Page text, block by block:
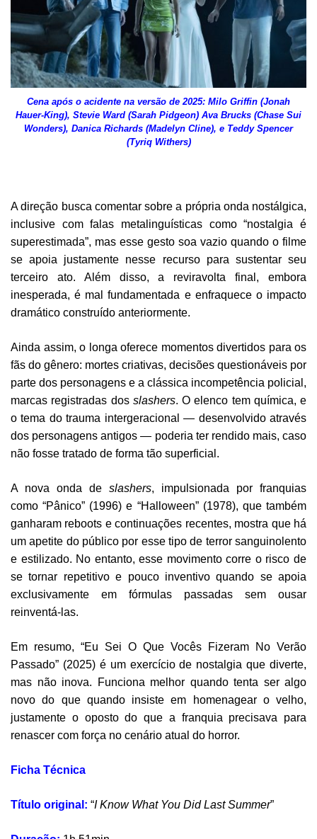
Cena após o acidente na versão de 2025: Milo Griffin (Jonah
Hauer-King), Stevie Ward (Sarah Pidgeon) Ava Brucks (Chase Sui
Wonders), Danica Richards (Madelyn Cline), e Teddy Spencer
(Tyriq Withers)
A direção busca comentar sobre a própria onda nostálgica,
inclusive com falas metalinguísticas como “nostalgia é
superestimada”, mas esse gesto soa vazio quando o filme
se apoia justamente nesse recurso para sustentar seu
terceiro ato. Além disso, a reviravolta final, embora
inesperada, é mal fundamentada e enfraquece o impacto
dramático construído anteriormente.
Ainda assim, o longa oferece momentos divertidos para os
fãs do gênero: mortes criativas, decisões questionáveis por
parte dos personagens e a clássica incompetência policial,
marcas registradas dos slashers. O elenco tem química, e
o tema do trauma intergeracional — desenvolvido através
dos personagens antigos — poderia ter rendido mais, caso
não fosse tratado de forma tão superficial.
A nova onda de slashers, impulsionada por franquias
como “Pânico” (1996) e “Halloween” (1978), que também
ganharam reboots e continuações recentes, mostra que há
um apetite do público por esse tipo de terror sanguinolento
e estilizado. No entanto, esse movimento corre o risco de
se tornar repetitivo e pouco inventivo quando se apoia
exclusivamente em fórmulas passadas sem ousar
reinventá-las.
Em resumo, “Eu Sei O Que Vocês Fizeram No Verão
Passado” (2025) é um exercício de nostalgia que diverte,
mas não inova. Funciona melhor quando tenta ser algo
novo do que quando insiste em homenagear o velho,
justamente o oposto do que a franquia precisava para
renascer com força no cenário atual do horror.
Ficha Técnica
Título original: “I Know What You Did Last Summer”